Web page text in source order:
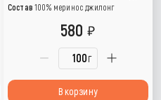
Состав 100% меринос джилонг
г
580
В корзину